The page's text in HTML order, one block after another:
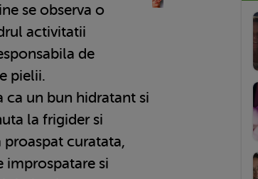
se observa o
activitatii
de
pielii.
ca un bun hidratant si
la frigider si
curatata,
improspatare si